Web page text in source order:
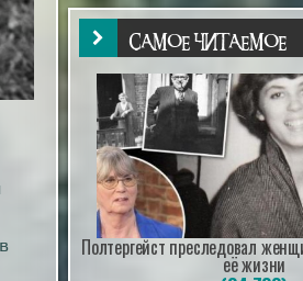
САМОЕ ЧИТАЕМОЕ
Полтергейст преследовал
её жизни